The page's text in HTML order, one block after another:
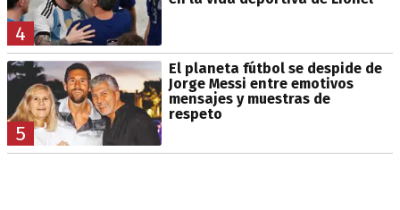
4
5
El planeta fútbol se despide de
Jorge Messi entre emotivos
mensajes y muestras de
respeto